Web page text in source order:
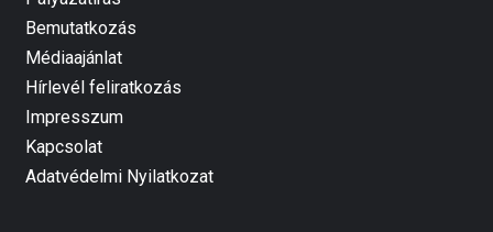
Bemutatkozás
Médiaajánlat
Hírlevél feliratkozás
Impresszum
Kapcsolat
Adatvédelmi Nyilatkozat